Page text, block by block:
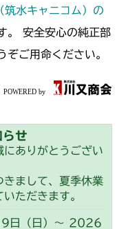
バー
バー
バー
水キャニコム）の
。 安全安心の純正部
ぞご用命ください。
せ
ありがとうござい
きまして、夏季休業
ただきます。
9日（日）～ 2026